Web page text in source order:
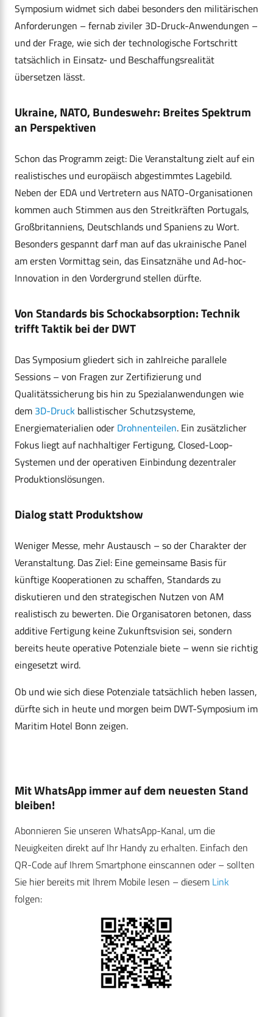
Symposium widmet sich dabei besonders den militärischen
Anforderungen – fernab ziviler 3D-Druck-Anwendungen –
und der Frage, wie sich der technologische Fortschritt
tatsächlich in Einsatz- und Beschaffungsrealität
übersetzen lässt.
Ukraine, NATO, Bundeswehr: Breites Spektrum
an Perspektiven
Schon das Programm zeigt: Die Veranstaltung zielt auf ein
realistisches und europäisch abgestimmtes Lagebild.
Neben der EDA und Vertretern aus NATO-Organisationen
kommen auch Stimmen aus den Streitkräften Portugals,
Großbritanniens, Deutschlands und Spaniens zu Wort.
Besonders gespannt darf man auf das ukrainische Panel
am ersten Vormittag sein, das Einsatznähe und Ad-hoc-
Innovation in den Vordergrund stellen dürfte.
Von Standards bis Schockabsorption: Technik
trifft Taktik bei der DWT
Das Symposium gliedert sich in zahlreiche parallele
Sessions – von Fragen zur Zertifizierung und
Qualitätssicherung bis hin zu Spezialanwendungen wie
dem 3D-Druck ballistischer Schutzsysteme,
Energiematerialien oder Drohnenteilen. Ein zusätzlicher
Fokus liegt auf nachhaltiger Fertigung, Closed-Loop-
Systemen und der operativen Einbindung dezentraler
Produktionslösungen.
Dialog statt Produktshow
Weniger Messe, mehr Austausch – so der Charakter der
Veranstaltung. Das Ziel: Eine gemeinsame Basis für
künftige Kooperationen zu schaffen, Standards zu
diskutieren und den strategischen Nutzen von AM
realistisch zu bewerten. Die Organisatoren betonen, dass
additive Fertigung keine Zukunftsvision sei, sondern
bereits heute operative Potenziale biete – wenn sie richtig
eingesetzt wird.
Ob und wie sich diese Potenziale tatsächlich heben lassen,
dürfte sich in heute und morgen beim DWT-Symposium im
Maritim Hotel Bonn zeigen.
Mit WhatsApp immer auf dem neuesten Stand
bleiben!
Abonnieren Sie unseren WhatsApp-Kanal, um die
Neuigkeiten direkt auf Ihr Handy zu erhalten. Einfach den
QR-Code auf Ihrem Smartphone einscannen oder – sollten
Sie hier bereits mit Ihrem Mobile lesen – diesem Link
folgen: